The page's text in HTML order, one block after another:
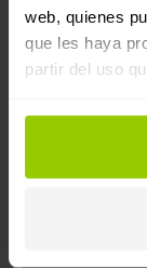
web, quienes
que les haya
partir del uso
eCMR en
saber
normativa
Prepárate
Control